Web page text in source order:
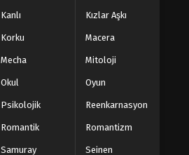
Kanlı Kızlar Aşkı
Korku Macera
Mecha Mitoloji
Okul Oyun
Psikolojik Reenkarnasyon
Romantik Romantizm
Samuray Seinen